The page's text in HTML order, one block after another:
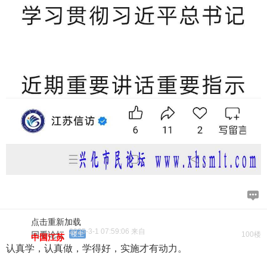
点击重新加载
100楼
回看论坛 楼主
2025-3-1 07:59:06 来自
中国江苏
认真学，认真做，学得好，实施才有动力。